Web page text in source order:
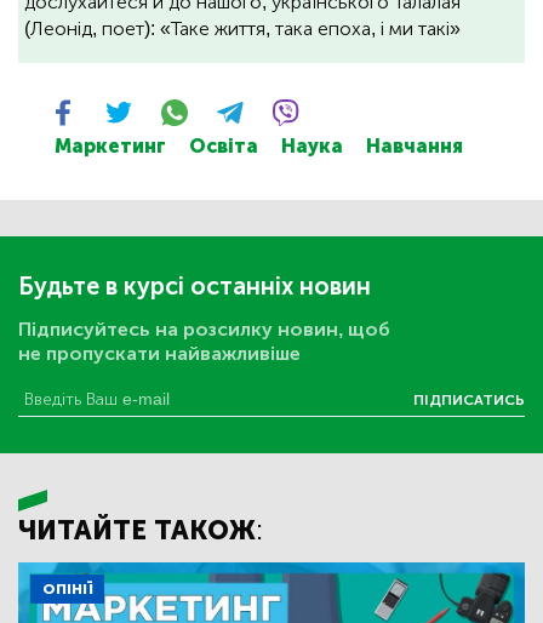
(Леонід, поет): «Таке життя, така епоха, і ми такі»
Маркетинг Освіта Наука Навчання
Будьте в курсі останніх новин
Підписуйтесь на розсилку новин, щоб
не пропускати найважливіше
ПІДПИСАТИСЬ
ЧИТАЙТЕ ТАКОЖ:
ОПІНІЇ